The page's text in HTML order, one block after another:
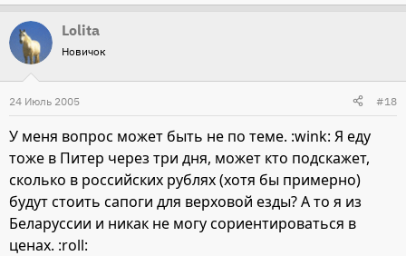
Lolita
Новичок
24 Июль 2005 #18
У меня вопрос может быть не по теме. :wink: Я еду
тоже в Питер через три дня, может кто подскажет,
сколько в российских рублях (хотя бы примерно)
будут стоить сапоги для верховой езды? А то я из
Беларуссии и никак не могу сориентироваться в
ценах. :roll: